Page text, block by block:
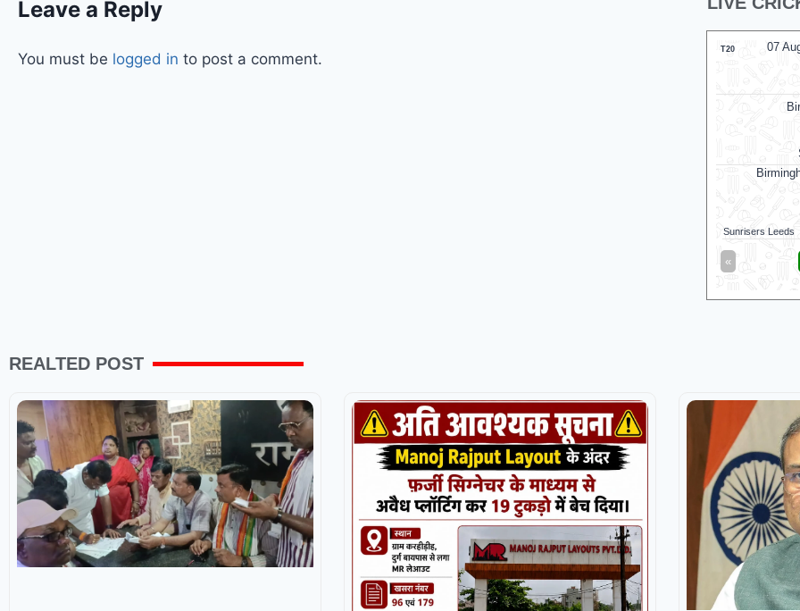
Leave a Reply
You must be logged in to post a comment.
07
T20
Sunrisers Leeds
«
REALTED POST